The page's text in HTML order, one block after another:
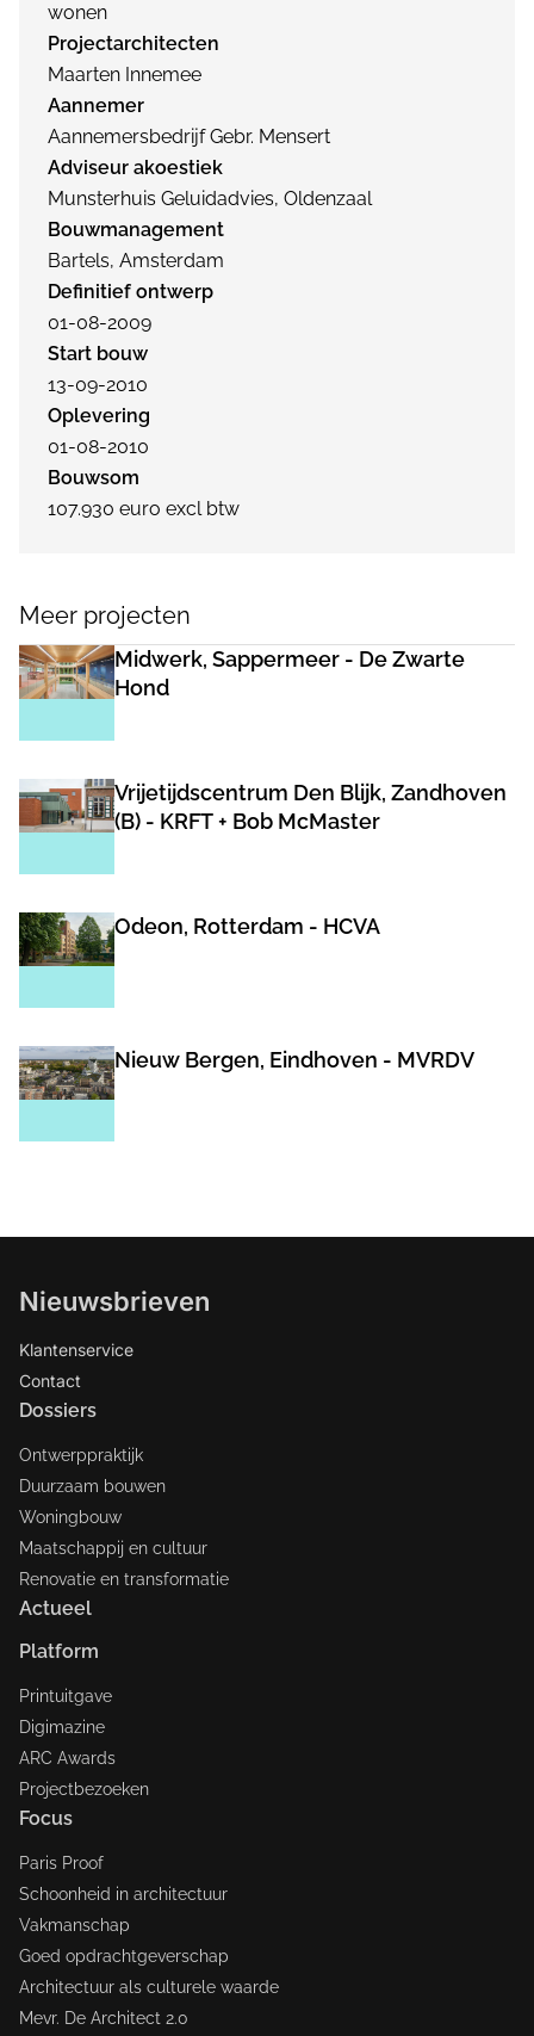
wonen
Projectarchitecten
Maarten Innemee
Aannemer
Aannemersbedrijf Gebr. Mensert
Adviseur akoestiek
Munsterhuis Geluidadvies, Oldenzaal
Bouwmanagement
Bartels, Amsterdam
Definitief ontwerp
01-08-2009
Start bouw
13-09-2010
Oplevering
01-08-2010
Bouwsom
107.930 euro excl btw
Meer projecten
Midwerk, Sappermeer - De Zwarte
Hond
Vrijetijdscentrum Den Blijk, Zandhoven
(B) - KRFT + Bob McMaster
Odeon, Rotterdam - HCVA
Nieuw Bergen, Eindhoven - MVRDV
Nieuwsbrieven
Klantenservice
Contact
Dossiers
Ontwerppraktijk
Duurzaam bouwen
Woningbouw
Maatschappij en cultuur
Renovatie en transformatie
Actueel
Platform
Printuitgave
Digimazine
ARC Awards
Projectbezoeken
Focus
Paris Proof
Schoonheid in architectuur
Vakmanschap
Goed opdrachtgeverschap
Architectuur als culturele waarde
Mevr. De Architect 2.0